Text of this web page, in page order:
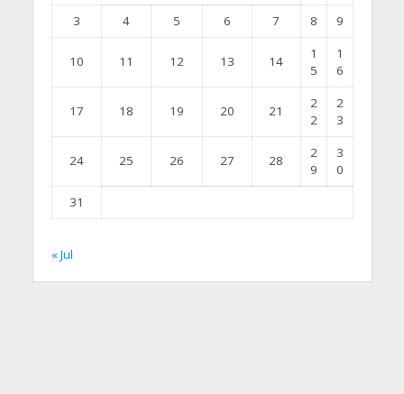
3
4 5 6 7 8 9
10 11 12 13 14
1
5
1
6
17 18 19 20 21
2
2
2
3
24 25 26 27 28
2
9
3
0
31
« Jul